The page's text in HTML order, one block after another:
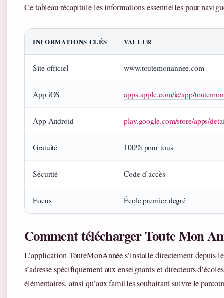
Ce tableau récapitule les informations essentielles pour
INFORMATIONS CLÉS VALEUR
Site officiel www.toutemonannee.com
App iOS apps.apple.com/ie/app/
App Android play.google.com/store/apps/
Gratuité 100% pour tous
Sécurité Code d’accès
Focus École premier degré
Comment télécharger Toute Mon
L’application TouteMonAnnée s’installe directement depuis
s’adresse spécifiquement aux enseignants et directeurs
élémentaires, ainsi qu’aux familles souhaitant suivre le